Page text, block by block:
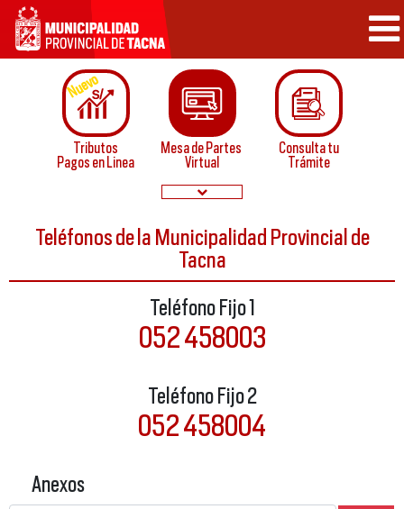
Nuevo
Tributos
Pagos en Linea
Mesa de Partes
Virtual
Consulta tu
Trámite
Convocatorias
Papeletas de
Infraccion
Normatividad
Sugerencias
en linea
Teléfonos de la Municipalidad Provincial de
Tacna
Teléfono Fijo 1
052 458003
Teléfono Fijo 2
052 458004
Anexos